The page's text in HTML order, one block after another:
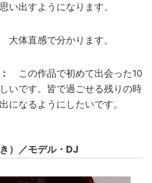
い出すようになります。
大体直感で分かります。
この作品で初めて出会った10
いです。皆で過ごせる残りの時
になるようにしたいです。
） ／モデル・DJ